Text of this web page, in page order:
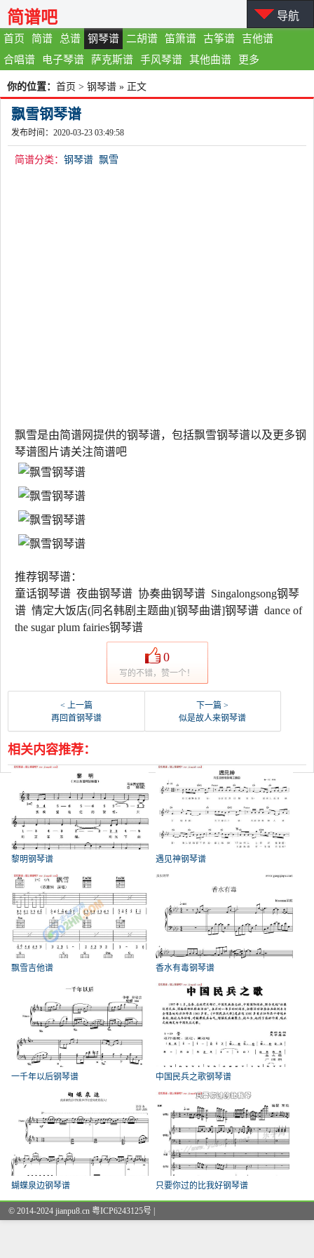
首页 简谱 总谱 钢琴谱 二胡谱 笛箫谱 古筝谱
吉他谱
合唱谱
电子琴谱 萨克斯谱 手风琴谱 其他曲谱 更多
简谱吧 导航
你的位置： 首页 > 钢琴谱 » 正文
飘雪钢琴谱
发布时间：2020-03-23 03:49:58
简谱分类： 钢琴谱 飘雪
飘雪是由简谱网提供的钢琴谱，包括飘雪钢琴谱以及更多钢
琴谱图片请关注简谱吧
推荐钢琴谱：
童话钢琴谱 夜曲钢琴谱 协奏曲钢琴谱 Singalongsong钢琴
谱 情定大饭店(同名韩剧主题曲)[钢琴曲谱]钢琴谱 dance of
the sugar plum fairies钢琴谱
0
写的不错，赞一个！
< 上一篇
再回首钢琴谱
下一篇 >
似是故人来钢琴谱
相关内容推荐：
黎明钢琴谱 遇见神钢琴谱
飘雪吉他谱 香水有毒钢琴谱
一千年以后钢琴谱 中国民兵之歌钢琴谱
蝴蝶泉边钢琴谱 只要你过的比我好钢琴谱
© 2014-2024 jianpu8.cn 粤ICP6243125号 |